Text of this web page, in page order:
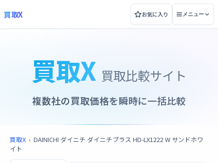
買取X お気に入り メニュー
買取X 買取比較サイト
複数社の買取価格を瞬時に一括比較
買取X › DAINICHI ダイニチ ダイニチプラス HD-LX1222 W サンドホワ
イト